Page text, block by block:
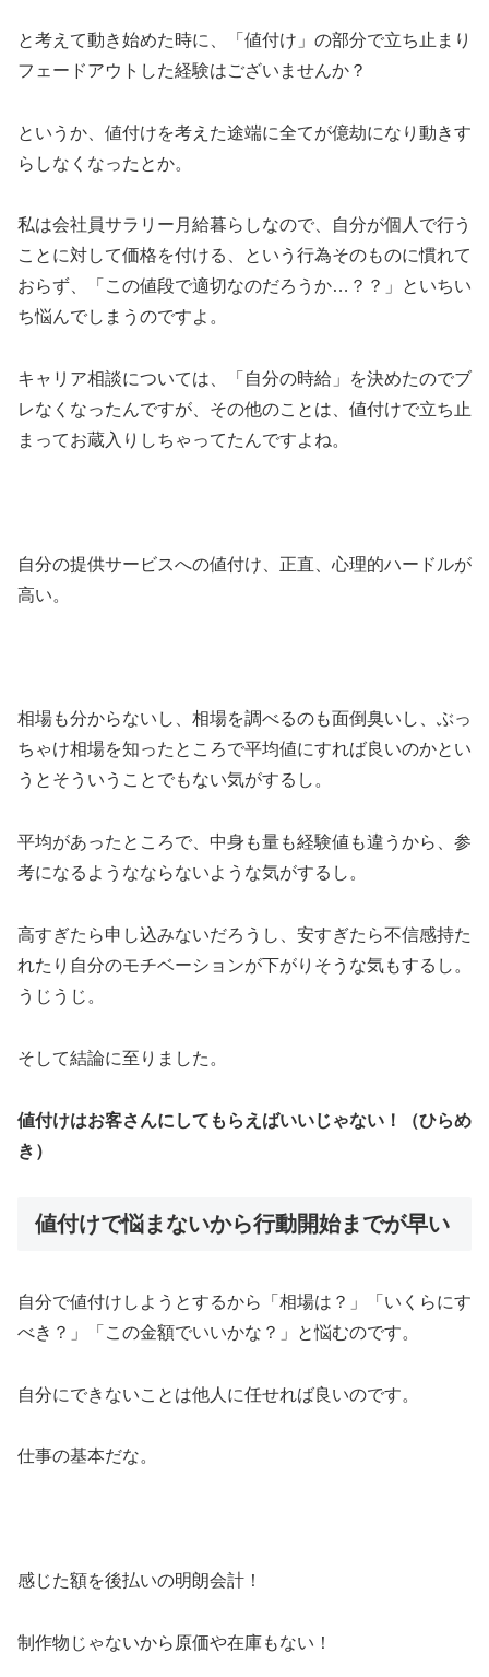
と考えて動き始めた時に、「値付け」の部分で立ち止まり
フェードアウトした経験はございませんか？
というか、値付けを考えた途端に全てが億劫になり動きす
らしなくなったとか。
私は会社員サラリー月給暮らしなので、自分が個人で行う
ことに対して価格を付ける、という行為そのものに慣れて
おらず、「この値段で適切なのだろうか…？？」といちい
ち悩んでしまうのですよ。
キャリア相談については、「自分の時給」を決めたのでブ
レなくなったんですが、その他のことは、値付けで立ち止
まってお蔵入りしちゃってたんですよね。
自分の提供サービスへの値付け、正直、心理的ハードルが
高い。
相場も分からないし、相場を調べるのも面倒臭いし、ぶっ
ちゃけ相場を知ったところで平均値にすれば良いのかとい
うとそういうことでもない気がするし。
平均があったところで、中身も量も経験値も違うから、参
考になるようなならないような気がするし。
高すぎたら申し込みないだろうし、安すぎたら不信感持た
れたり自分のモチベーションが下がりそうな気もするし。
うじうじ。
そして結論に至りました。
値付けはお客さんにしてもらえばいいじゃない！（ひらめ
き）
値付けで悩まないから行動開始までが早い
自分で値付けしようとするから「相場は？」「いくらにす
べき？」「この金額でいいかな？」と悩むのです。
自分にできないことは他人に任せれば良いのです。
仕事の基本だな。
感じた額を後払いの明朗会計！
制作物じゃないから原価や在庫もない！